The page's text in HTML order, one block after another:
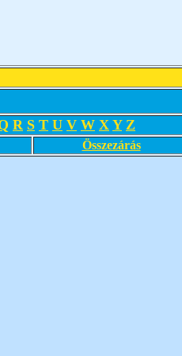
R S T U V W X Y Z
Összezárás